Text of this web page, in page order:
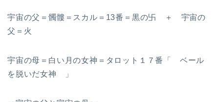
宇宙の父＝髑髏＝スカル＝13番＝黒の卐 ＋ 宇宙の
父＝火
宇宙の母＝白い月の女神＝タロット１７番「 ベール
を脱いだ女神 」